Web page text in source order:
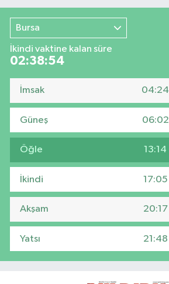
Bursa
İkindi vaktine kalan süre
02:38:53
İmsak 04:24
Güneş 06:02
Öğle 13:14
İkindi 17:05
Akşam 20:17
Yatsı 21:48